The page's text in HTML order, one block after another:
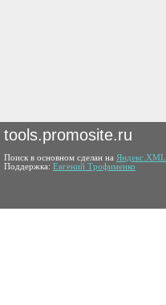
tools.promosite.ru
Поиск в основном сделан на Яндекс.XML
Поддержка: Евгений Трофименко